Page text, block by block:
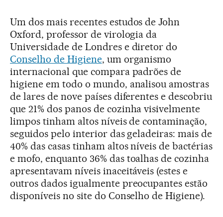
Um dos mais recentes estudos de John
Oxford, professor de virologia da
Universidade de Londres e diretor do
Conselho de Higiene, um organismo
internacional que compara padrões de
higiene em todo o mundo, analisou amostras
de lares de nove países diferentes e descobriu
que 21% dos panos de cozinha visivelmente
limpos tinham altos níveis de contaminação,
seguidos pelo interior das geladeiras: mais de
40% das casas tinham altos níveis de bactérias
e mofo, enquanto 36% das toalhas de cozinha
apresentavam níveis inaceitáveis (estes e
outros dados igualmente preocupantes estão
disponíveis no site do Conselho de Higiene).